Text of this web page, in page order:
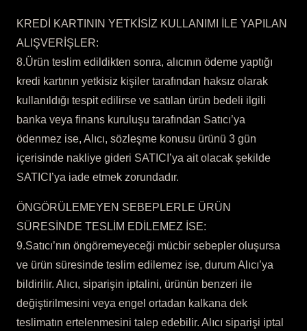
KREDİ KARTININ YETKİSİZ KULLANIMI İLE YAPILAN
ALIŞVERİŞLER:
8.Ürün teslim edildikten sonra, alıcının ödeme yaptığı
kredi kartının yetkisiz kişiler tarafından haksız olarak
kullanıldığı tespit edilirse ve satılan ürün bedeli ilgili
banka veya finans kuruluşu tarafından Satıcı’ya
ödenmez ise, Alıcı, sözleşme konusu ürünü 3 gün
içerisinde nakliye gideri SATICI’ya ait olacak şekilde
SATICI’ya iade etmek zorundadır.
ÖNGÖRÜLEMEYEN SEBEPLERLE ÜRÜN
SÜRESİNDE TESLİM EDİLEMEZ İSE:
9.Satıcı’nın öngöremeyeceği mücbir sebepler oluşursa
ve ürün süresinde teslim edilemez ise, durum Alıcı’ya
bildirilir. Alıcı, siparişin iptalini, ürünün benzeri ile
değiştirilmesini veya engel ortadan kalkana dek
teslimatın ertelenmesini talep edebilir. Alıcı siparişi iptal